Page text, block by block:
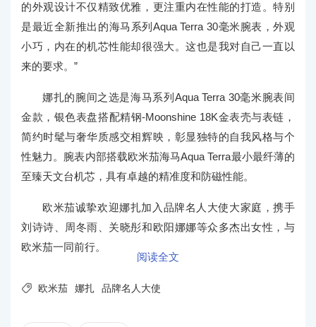
的外观设计不仅精致优雅，更注重内在性能的打造。特别
是最近全新推出的海马系列Aqua Terra 30毫米腕表，外观
小巧，内在的机芯性能却很强大。这也是我对自己一直以
来的要求。”
娜扎的腕间之选是海马系列Aqua Terra 30毫米腕表间
金款，银色表盘搭配精钢-Moonshine 18K金表壳与表链，
简约时髦与奢华质感交相辉映，彰显独特的自我风格与个
性魅力。腕表内部搭载欧米茄海马Aqua Terra最小最纤薄的
至臻天文台机芯，具有卓越的精准度和防磁性能。
欧米茄诚挚欢迎娜扎加入品牌名人大使大家庭，携手
刘诗诗、周冬雨、关晓彤和欧阳娜娜等众多杰出女性，与
欧米茄一同前行。
阅读全文
 欧米茄 娜扎 品牌名人大使